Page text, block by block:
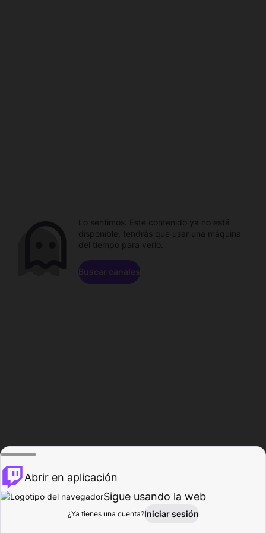
Explorar Actividad
Lo sentimos. Este contenido ya no está
disponible, tendrás que usar una máquina
del tiempo para verlo.
Buscar canales
Abrir en aplicación
Sigue usando la web
¿Ya tienes una cuenta?Iniciar sesión